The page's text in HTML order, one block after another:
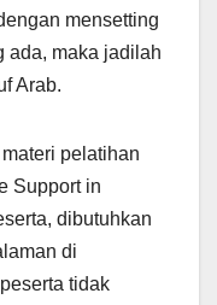
mensetting
ada, maka jadilah
Arab.
pelatihan
Support in
dibutuhkan
di
tidak